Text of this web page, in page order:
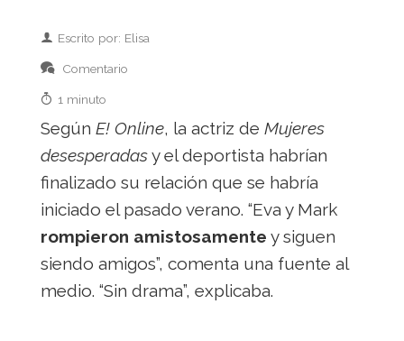
Escrito por: Elisa
Comentario
1 minuto
Según E! Online, la actriz de Mujeres
desesperadasy el deportista habrían
finalizado su relación que se habría
iniciado el pasado verano. “Eva y Mark
rompieron amistosamente y siguen
siendo amigos”, comenta una fuente al
medio. “Sin drama”, explicaba.